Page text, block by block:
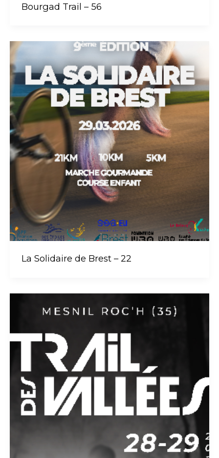
Bourgad Trail – 56
La Solidaire de Brest – 22